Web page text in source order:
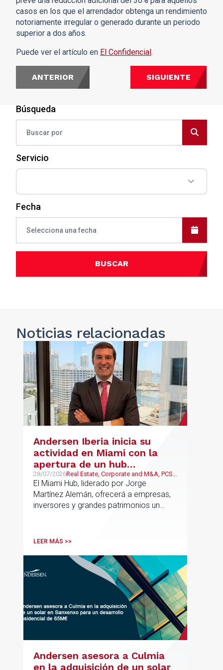
Búsqueda
Servicio
Fecha
BUSCAR
casos en los que el arrendador obtenga un rendimiento
notoriamente irregular o generado durante un periodo
superior a dos años.
Puede ver el artículo en El Confidencial.
ANTERIOR SIGUIENTE
Noticiasrelacionadas
Andersen Iberia inicia su
actividad en Miami con la
apertura de un hub
estratégico para reforzar el
asesoramiento fiscal, legal y
patrimonial conectando
Europa y Latinoamérica
28/07/2026Real Estate, Corporate and M&A, PCS,
Wealth Management & Family
Business
El Miami Hub, liderado por Jorge
Martínez Alemán, ofrecerá a empresas,
inversores y grandes patrimonios un
Latinoamérica y otros mercados
LEER MÁS >>
Andersen asesora a Culmia
en la adquisición de un solar